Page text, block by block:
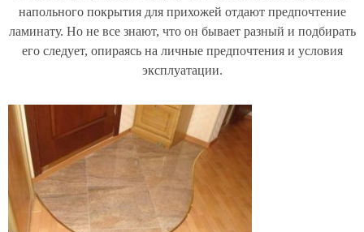
напольного покрытия для прихожей отдают предпочтение
ламинату. Но не все знают, что он бывает разный и подбирать
его следует, опираясь на личные предпочтения и условия
эксплуатации.